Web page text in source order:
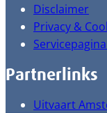
Disclaimer
Privacy &
Partnerlinks
Uitvaart